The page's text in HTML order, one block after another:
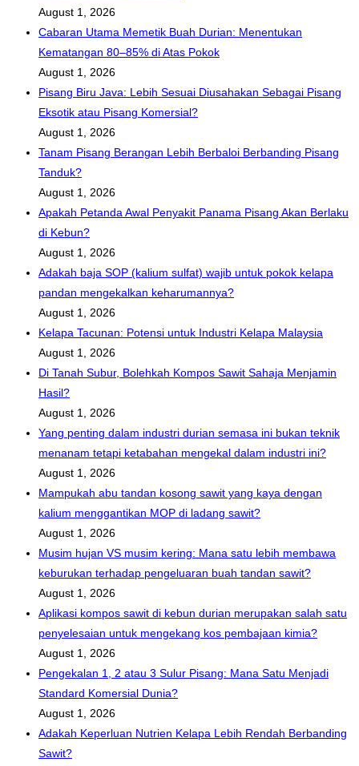
dan
apakah
kesan
positif
yang
diperolehi?
August 1, 2026
Cabaran Utama Memetik Buah Durian: Menentukan
Kematangan 80–85% di Atas Pokok
August 1, 2026
Pisang Biru Java: Lebih Sesuai Diusahakan Sebagai Pisang
Eksotik atau Pisang Komersial?
August 1, 2026
Tanam Pisang Berangan Lebih Berbaloi Berbanding Pisang
Tanduk?
August 1, 2026
Apakah Petanda Awal Penyakit Panama Pisang Akan Berlaku
di Kebun?
August 1, 2026
Adakah baja SOP (kalium sulfat) wajib untuk pokok kelapa
pandan mengekalkan keharumannya?
August 1, 2026
Kelapa Tacunan: Potensi untuk Industri Kelapa Malaysia
August 1, 2026
Di Tanah Subur, Bolehkah Kompos Sawit Sahaja Menjamin
Hasil?
August 1, 2026
Yang penting dalam industri durian semasa ini bukan teknik
menanam tetapi ketabahan mengekal dalam industri ini?
August 1, 2026
Mampukah abu tandan kosong sawit yang kaya dengan
kalium menggantikan MOP di ladang sawit?
August 1, 2026
Musim hujan VS musim kering: Mana satu lebih membawa
keburukan terhadap pengeluaran buah tandan sawit?
August 1, 2026
Aplikasi kompos sawit di kebun durian merupakan salah satu
penyelesaian untuk mengekang kos pembajaan kimia?
August 1, 2026
Pengekalan 1, 2 atau 3 Sulur Pisang: Mana Satu Menjadi
Standard Komersial Dunia?
August 1, 2026
Adakah Keperluan Nutrien Kelapa Lebih Rendah Berbanding
Sawit?